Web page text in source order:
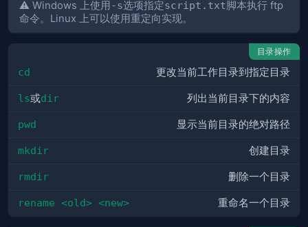
⚠️ Windows 上使用 -s选项指定script.txt脚本执行 ftp
命令。Linux 上可以使用重定向实现。
目录操作
cd 更改当前工作目录到指定目录
ls或dir 列出当前目录下的内容
pwd 显示当前目录的绝对路径
mkdir 创建目录
rmdir 删除一个目录
rename <old> <new> 重命名一个目录